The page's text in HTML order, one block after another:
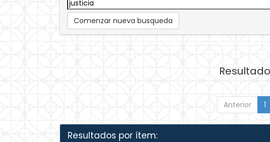
Comenzar nueva busqueda
Anterior 1
Resultados por ítem: